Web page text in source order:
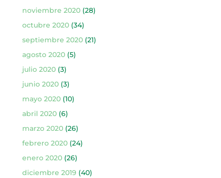
noviembre 2020(28)
octubre 2020(34)
septiembre 2020(21)
agosto 2020(5)
julio 2020(3)
junio 2020(3)
mayo 2020(10)
abril 2020(6)
marzo 2020(26)
febrero 2020(24)
enero 2020(26)
diciembre 2019 (40)